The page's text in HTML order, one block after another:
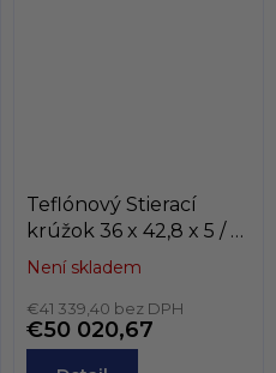
Teflónový Stierací
krúžok 36 x 42,8 x 5 / 5
AD60 PTFE/NBR
Není skladem
€41 339,40 bez DPH
€50 020,67